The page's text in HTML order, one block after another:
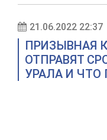
21.06.2022 22:37
ПРИЗЫВНАЯ
ОТПРАВЯТ
УРАЛА И ЧТО